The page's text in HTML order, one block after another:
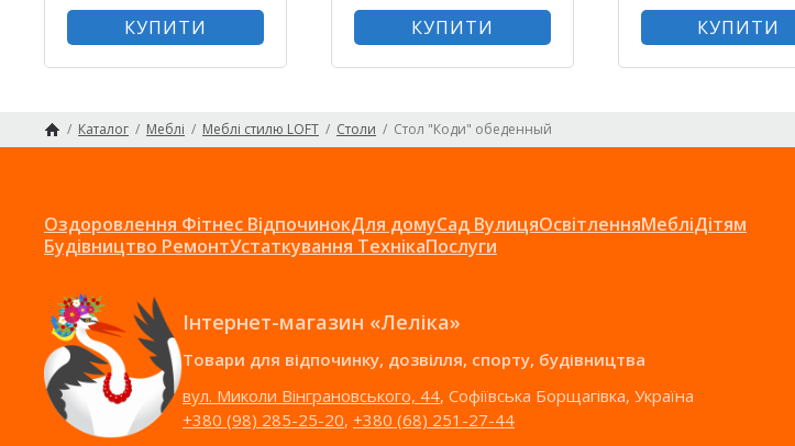
КУПИТИ КУПИТИ КУПИТИ
/ Каталог / Меблі / Меблі стилю LOFT / Столи / Стол "Коди" обеденный
Оздоровлення Фітнес ВідпочинокДля домуСад ВулицяОсвітленняМебліДітям
Будівництво РемонтУстаткування ТехнікаПослуги
Інтернет-магазин «Леліка»
Товари для відпочинку, дозвілля, спорту, будівництва
вул. Миколи Вінграновського, 44, Софіївська Борщагівка, Україна
+380 (98) 285-25-20, +380 (68) 251-27-44